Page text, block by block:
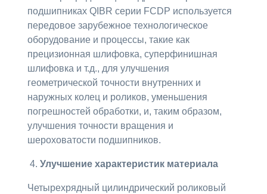
подшипниках QIBR серии FCDP используется
передовое зарубежное технологическое
оборудование и процессы, такие как
прецизионная шлифовка, суперфинишная
шлифовка и т.д., для улучшения
геометрической точности внутренних и
наружных колец и роликов, уменьшения
погрешностей обработки, и, таким образом,
улучшения точности вращения и
шероховатости подшипников.
4. Улучшение характеристик материала
Четырехрядный цилиндрический роликовый